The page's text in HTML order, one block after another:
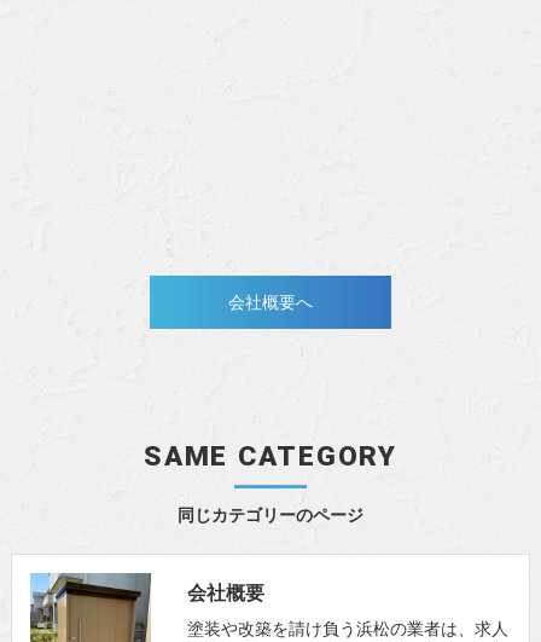
会社概要へ
同じカテゴリーのページ
SAME CATEGORY
会社概要
塗装や改築を請け負う浜松の業者は、求人